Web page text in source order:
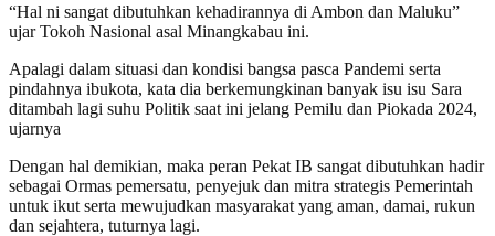
“Hal ni sangat dibutuhkan kehadirannya di Ambon dan Maluku”
ujar Tokoh Nasional asal Minangkabau ini.
Apalagi dalam situasi dan kondisi bangsa pasca Pandemi serta
pindahnya ibukota, kata dia berkemungkinan banyak isu isu Sara
ditambah lagi suhu Politik saat ini jelang Pemilu dan Piokada 2024,
ujarnya
Dengan hal demikian, maka peran Pekat IB sangat dibutuhkan hadir
sebagai Ormas pemersatu, penyejuk dan mitra strategis Pemerintah
untuk ikut serta mewujudkan masyarakat yang aman, damai, rukun
dan sejahtera, tuturnya lagi.